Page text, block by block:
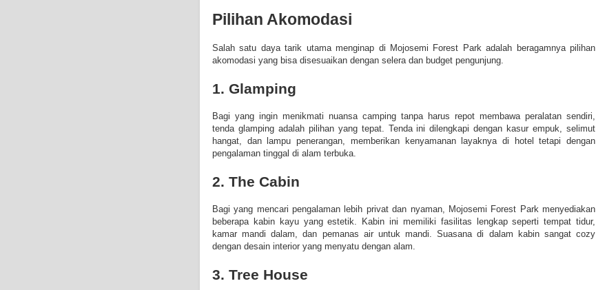
Pilihan Akomodasi
Salah satu daya tarik utama menginap di Mojosemi Forest Park adalah beragamnya pilihan
akomodasi yang bisa disesuaikan dengan selera dan budget pengunjung.
1. Glamping
Bagi yang ingin menikmati nuansa camping tanpa harus repot membawa peralatan sendiri,
tenda glamping adalah pilihan yang tepat. Tenda ini dilengkapi dengan kasur empuk, selimut
hangat, dan lampu penerangan, memberikan kenyamanan layaknya di hotel tetapi dengan
pengalaman tinggal di alam terbuka.
2. The Cabin
Bagi yang mencari pengalaman lebih privat dan nyaman, Mojosemi Forest Park menyediakan
beberapa kabin kayu yang estetik. Kabin ini memiliki fasilitas lengkap seperti tempat tidur,
kamar mandi dalam, dan pemanas air untuk mandi. Suasana di dalam kabin sangat cozy
dengan desain interior yang menyatu dengan alam.
3. Tree House